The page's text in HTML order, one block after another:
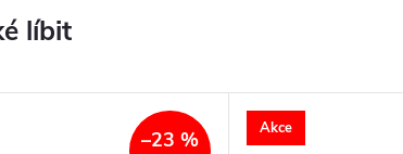
–23 % Akce